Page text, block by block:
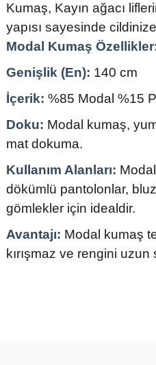
Kumaş, Kayın ağacı
yapısı sayesinde
Modal Kumaş
Genişlik (En): 140 cm
İçerik: %85 Modal %15
Doku: Modal kumaş,
mat dokuma.
Kullanım Alanları:
dökümlü pantolonlar,
gömlekler için idealdir.
Avantajı: Modal kumaş
kırışmaz ve rengini